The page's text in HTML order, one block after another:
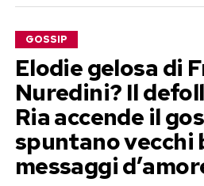
GOSSIP
Elodie gelosa di
Nuredini? Il
Ria accende il
spuntano vecchi
messaggi